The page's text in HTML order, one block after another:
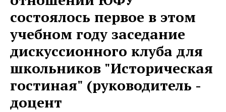
состоялось первое в этом
учебном году заседание
дискуссионного клуба для
школьников "Историческая
гостиная" (руководитель -
доцент